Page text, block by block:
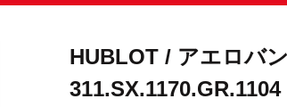
HUBLOT / アエロバ
311.SX.1170.GR.1104